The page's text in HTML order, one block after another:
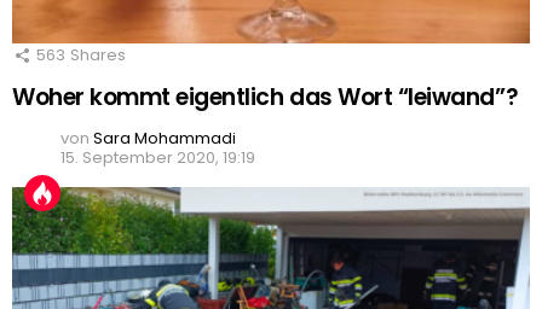
563 Shares
Woher kommt eigentlich das Wort “leiwand”?
von Sara Mohammadi
15. September 2020, 19:19